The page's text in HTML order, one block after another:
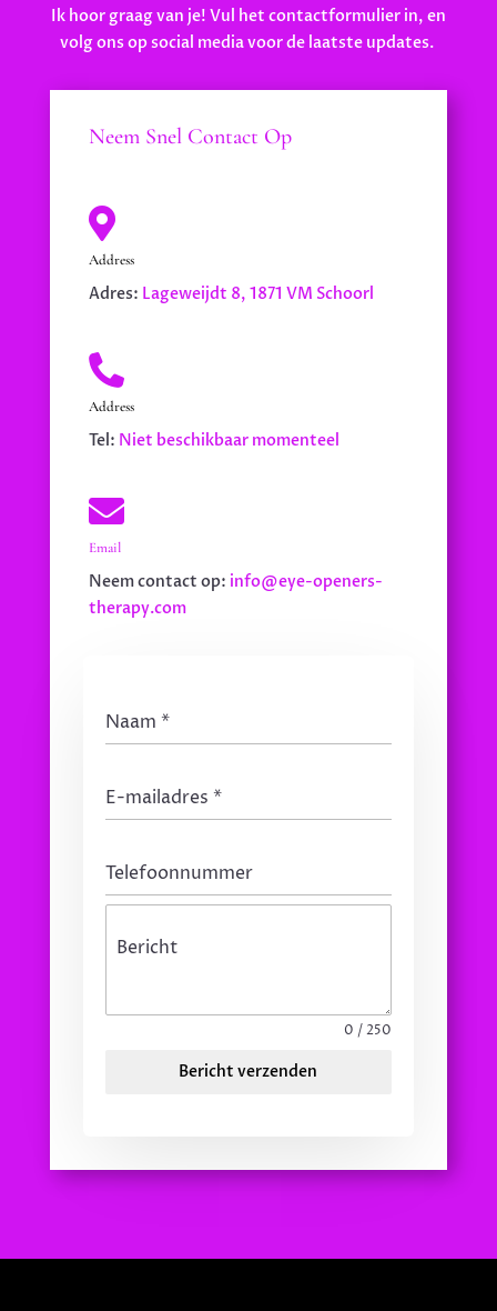
Ik hoor graag van je! Vul het contactformulier in, en
volg ons op social media voor de laatste updates.
Neem Snel Contact Op

Address
Adres: Lageweijdt 8, 1871 VM Schoorl

Address
Tel: Niet beschikbaar momenteel

Email
Neem contact op: info@eye-openers-
therapy.com
Naam *
E-mailadres *
Telefoonnummer
Bericht
0 / 250
Bericht verzenden